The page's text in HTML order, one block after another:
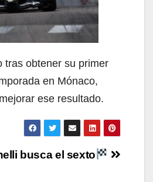
tras obtener su primer
en Mónaco,
ese resultado.
busca el sexto